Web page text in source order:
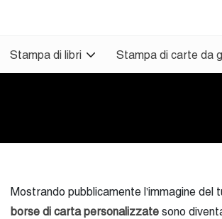
Stampa di libri Stampa di carte da
Mostrando pubblicamente l'immagine del
borse di carta personalizzate sono